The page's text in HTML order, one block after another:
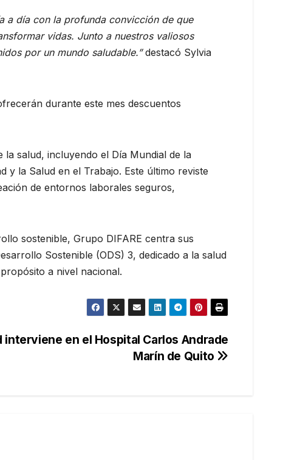
a día con la profunda convicción de que
vidas. Junto a nuestros valiosos
por un mundo saludable.”destacó Sylvia
durante este mes descuentos
salud, incluyendo el Día Mundial de la
y la Salud en el Trabajo. Este último reviste
de entornos laborales seguros,
sostenible, Grupo DIFARE centra sus
Sostenible (ODS) 3, dedicado a la salud
a nivel nacional.
interviene en el Hospital Carlos Andrade
Marín de Quito